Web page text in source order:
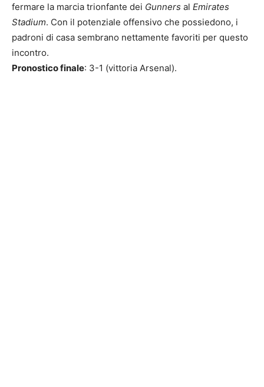
fermare la marcia trionfante dei Gunners al Emirates
Stadium. Con il potenziale offensivo che possiedono, i
padroni di casa sembrano nettamente favoriti per questo
incontro.
Pronostico finale: 3-1 (vittoria Arsenal).